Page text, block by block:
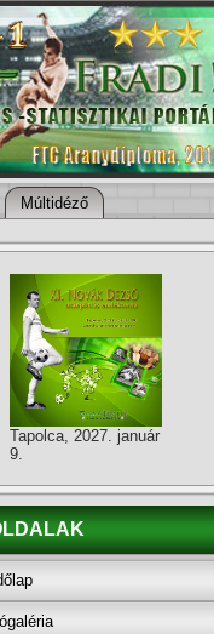
Múltidéző
Tapolca, 2027. január
9.